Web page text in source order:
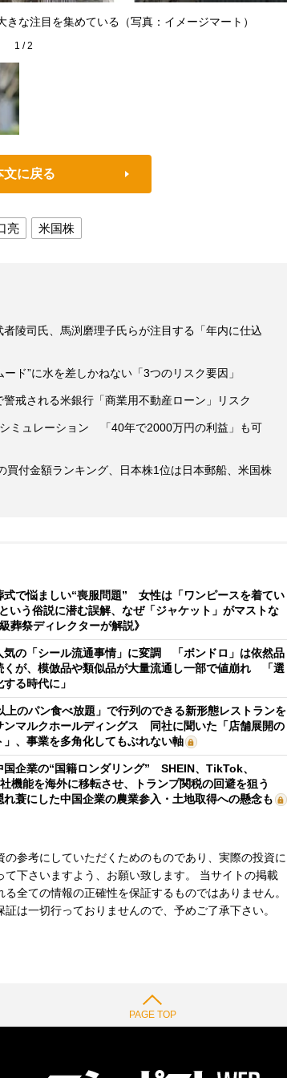
な注目を集めている（写真：イメージマート）
1 /2
文に戻る
亮 米国株
陵司氏、馬渕磨理子氏らが注目する「年内に仕込
ド”に水を差しかねない「3つのリスク要因」
戒される米銀行「商業用不動産ローン」リスク
ミュレーション 「40年で2000万円の利益」も可
買付金額ランキング、日本株1位は日本郵船、米国株
式で悩ましい“喪服問題” 女性は「ワンピースを着てい
いう俗説に潜む誤解、なぜ「ジャケット」がマストな
葬祭ディレクターが解説》
気の「シール流通事情」に変調 「ボンドロ」は依然品
くが、模倣品や類似品が大量流通し一部で値崩れ 「選
る時代に」
上のパン食べ放題」で行列のできる新形態レストランを
ンマルクホールディングス 同社に聞いた「店舗展開の
」、事業を多角化してもぶれない軸
国企業の“国籍ロンダリング” SHEIN、TikTok、
機能を海外に移転させ、トランプ関税の回避を狙う
れ蓑にした中国企業の農業参入・土地取得への懸念も
参考にしていただくためのものであり、実際の投資に
下さいますよう、お願い致します。 当サイトの掲載
全ての情報の正確性を保証するものではありません。
は一切行っておりませんので、予めご了承下さい。
PAGE TOP